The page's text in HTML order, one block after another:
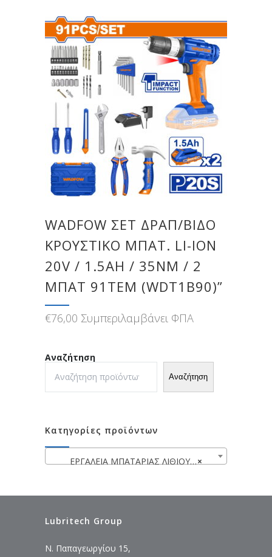
WADFOW ΣΕΤ ΔΡΑΠ/ΒΙΔΟ
ΚΡΟΥΣΤΙΚΟ ΜΠΑΤ. LI-ION
20V / 1.5AH / 35NM / 2
ΜΠΑΤ 91ΤΕΜ (WDT1B90)”
€76,00 Συμπεριλαμβάνει ΦΠΑ
Αναζήτηση
Αναζήτηση
Κατηγορίες προϊόντων
×
ΕΡΓΑΛΕΙΑ ΜΠΑΤΑΡΙΑΣ ΛΙΘΙΟΥ 20V (ΣΕΙΡΑ SHARE 300+)
Lubritech Group
Ν. Παπαγεωργίου 15,